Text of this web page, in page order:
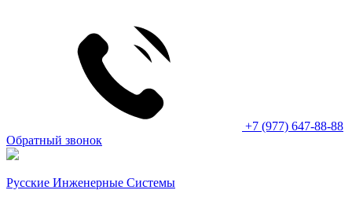
+7 (977) 647-88-88
Обратный звонок
Русские Инженерные Системы